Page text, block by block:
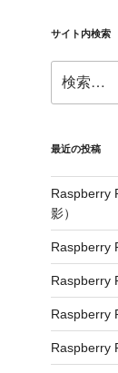
サイト内検索
索:
最近の投稿
Raspberry
影）
Raspberry
Raspberry
Raspberry
Raspberry